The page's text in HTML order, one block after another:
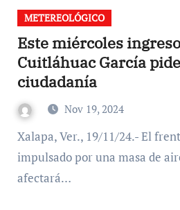
METEREOLÓGICO
Este miércoles
Cuitláhuac García
ciudadanía
Nov 19, 2024
Xalapa, Ver., 19/11/24.- El frente frío número 10
impulsado por una masa de
afectará…